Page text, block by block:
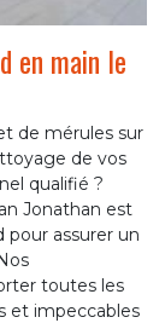
en main le
de mérules sur
de vos
qualifié ?
Jonathan est
assurer un
toutes les
et impeccables